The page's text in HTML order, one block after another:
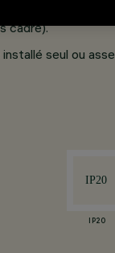
cadre).
seul ou
IP20